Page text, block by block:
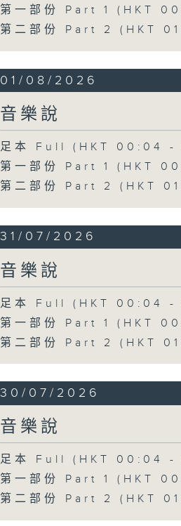
第一部份 Part 1 (HKT
第二部份 Part 2 (HKT
01/08/2026
音樂說
足本 Full (HKT 00:04 -
第一部份 Part 1 (HKT
第二部份 Part 2 (HKT
31/07/2026
音樂說
足本 Full (HKT 00:04 -
第一部份 Part 1 (HKT
第二部份 Part 2 (HKT
30/07/2026
音樂說
足本 Full (HKT 00:04 -
第一部份 Part 1 (HKT
第二部份 Part 2 (HKT